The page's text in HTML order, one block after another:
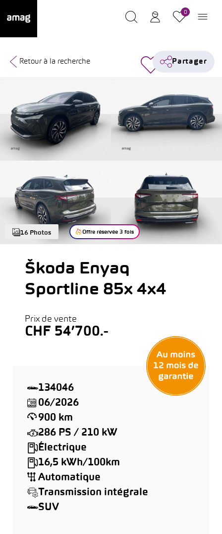
0
16 Photos Offre réservée 3 fois
Retour à la recherche Partager
Škoda Enyaq
Sportline 85x 4x4
Prix de vente
CHF 54’700.-
134046
06/2026
900 km
286 PS / 210 kW
Électrique
16,5 kWh/100km
Automatique
Transmission intégrale
SUV